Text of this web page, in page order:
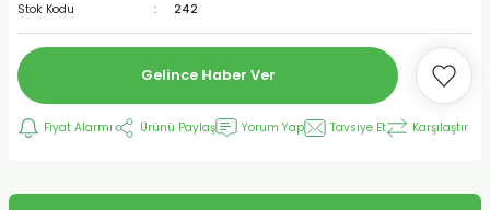
Stok Kodu
242
Gelince Haber Ver
Fiyat Alarmı Ürünü Paylaş Yorum Yap Tavsiye Et Karşılaştır